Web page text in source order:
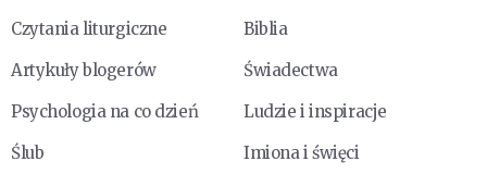
Czytania liturgiczne
Biblia
Artykuły blogerów
Świadectwa
Psychologia na co dzień
Ludzie i inspiracje
Ślub
Imiona i święci